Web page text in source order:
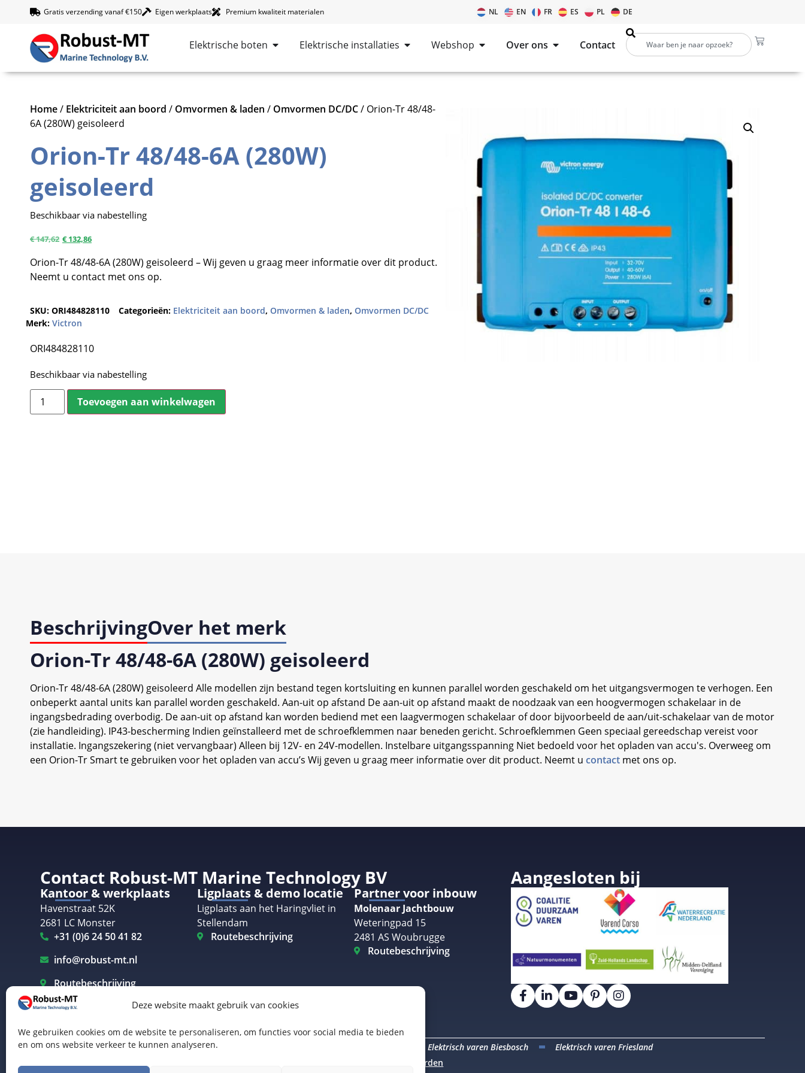
Deze website maakt gebruik van cookies
We gebruiken cookies om de website te personaliseren, om functies voor social media te bieden
en om ons website verkeer te kunnen analyseren.
Gratis verzending vanaf €150 Eigen werkplaats Premium kwaliteit materialen NL EN FR ES PL DE
Elektrische boten Elektrische installaties Webshop Over ons Contact
Home/ Elektriciteit aan boord / Omvormen & laden / Omvormen DC/DC/ Orion-Tr 48/48-
6A (280W) geisoleerd
Orion-Tr 48/48-6A (280W)
geisoleerd
Beschikbaar via nabestelling
€147,62 €132,86
Orion-Tr 48/48-6A (280W) geisoleerd – Wij geven u graag meer informatie over dit product.
Neemt u contact met ons op.
SKU: ORI484828110 Categorieën: Elektriciteit aan boord, Omvormen & laden, Omvormen DC/DC
Merk: Victron
ORI484828110
Beschikbaar via nabestelling
Toevoegen aan winkelwagen
BeschrijvingOver het merk
Orion-Tr 48/48-6A (280W) geisoleerd
Orion-Tr 48/48-6A (280W) geisoleerd Alle modellen zijn bestand tegen kortsluiting en kunnen parallel worden geschakeld om het uitgangsvermogen te verhogen. Een
onbeperkt aantal units kan parallel worden geschakeld. Aan-uit op afstand De aan-uit op afstand maakt de noodzaak van een hoogvermogen schakelaar in de
ingangsbedrading overbodig. De aan-uit op afstand kan worden bediend met een laagvermogen schakelaar of door bijvoorbeeld de aan/uit-schakelaar van de motor
(zie handleiding). IP43-bescherming Indien geïnstalleerd met de schroefklemmen naar beneden gericht. Schroefklemmen Geen speciaal gereedschap vereist voor
installatie. Ingangszekering (niet vervangbaar) Alleen bij 12V- en 24V-modellen. Instelbare uitgangsspanning Niet bedoeld voor het opladen van accu's. Overweeg om
een Orion-Tr Smart te gebruiken voor het opladen van accu’s Wij geven u graag meer informatie over dit product. Neemt u contact met ons op.
Contact Robust-MT Marine Technology BV
Kantoor & werkplaats
Havenstraat 52K
2681 LC Monster
+31 (0)6 24 50 41 82
info@robust-mt.nl
Routebeschrijving
Ligplaats & demo locatie
Ligplaats aan het Haringvliet in
Stellendam
Routebeschrijving
Partner voor inbouw
Molenaar Jachtbouw
Weteringpad 15
2481 AS Woubrugge
Routebeschrijving
Aangesloten bij
Elektrisch varen Westland Elektrisch varen Rotterdam Elektrisch varen Biesbosch
Elektrisch varen Friesland
Algemene voorwaarden